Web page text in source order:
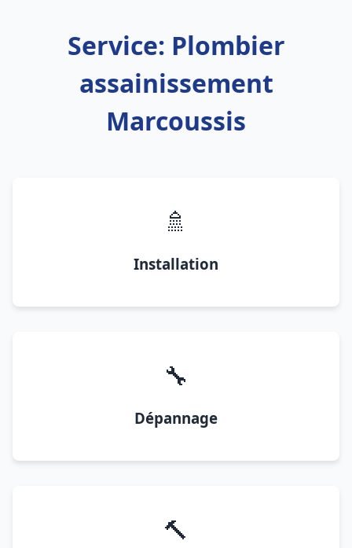
Service: Plombier
assainissement
Marcoussis
🚿
Installation
🔧
Dépannage
🔨